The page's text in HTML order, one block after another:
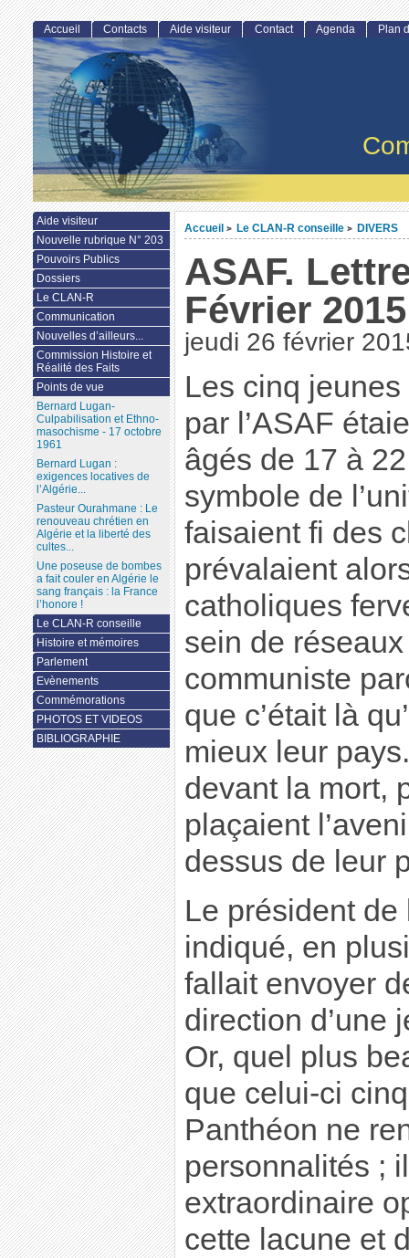
Accueil > Le CLAN-R conseille > DIVERS
ASAF.
Février 2015
jeudi 26 février
Les cinq
par l’ASAF
âgés de 17 à
symbole de
faisaient fi des
prévalaient
catholiques
sein de
communiste
que c’était là
mieux leur
devant la mort,
plaçaient
dessus de leur
Le président
indiqué, en
fallait envoyer
direction d’une
Or, quel plus
que celui-ci
Panthéon ne
personnalités ;
extraordinaire
cette lacune et
Accueil Contacts Aide visiteur Contact Agenda Plan
Aide visiteur
Nouvelle rubrique N° 203
Pouvoirs Publics
Dossiers
Le CLAN-R
Communication
Nouvelles d’ailleurs...
Commission Histoire et
Réalité des Faits
Points de vue
Bernard Lugan-
Culpabilisation et Ethno-
masochisme - 17 octobre
1961
Bernard Lugan :
exigences locatives de
l’Algérie...
Pasteur Ourahmane : Le
renouveau chrétien en
Algérie et la liberté des
cultes...
Une poseuse de bombes
a fait couler en Algérie le
sang français : la France
l’honore !
Le CLAN-R conseille
Histoire et mémoires
Parlement
Evènements
Commémorations
PHOTOS ET VIDEOS
BIBLIOGRAPHIE